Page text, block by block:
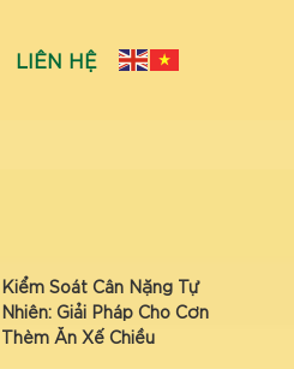
LIÊN HỆ
Kiểm Soát Cân Nặng Tự
Nhiên: Giải Pháp Cho Cơn
Thèm Ăn Xế Chiều